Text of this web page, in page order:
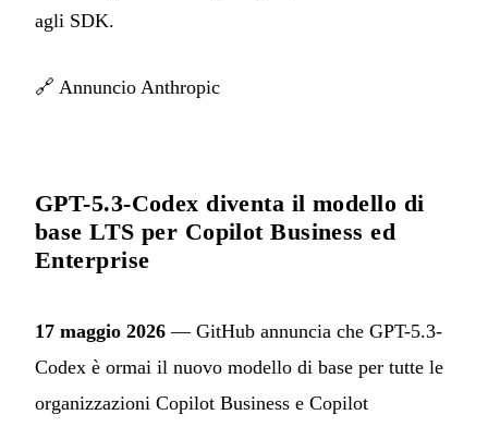
agli SDK.
🔗 Annuncio Anthropic
GPT-5.3-Codex diventa il modello di
base LTS per Copilot Business ed
Enterprise
17 maggio 2026 — GitHub annuncia che GPT-5.3-
Codex è ormai il nuovo modello di base per tutte le
organizzazioni Copilot Business e Copilot